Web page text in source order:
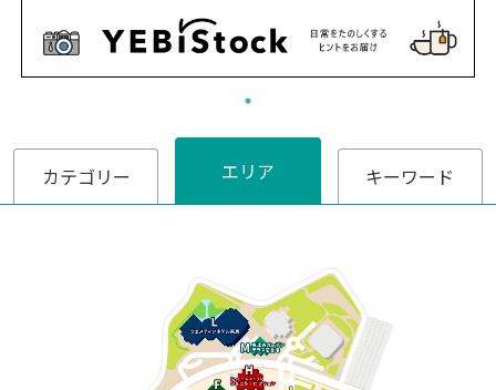
カテゴリー エリア キーワード